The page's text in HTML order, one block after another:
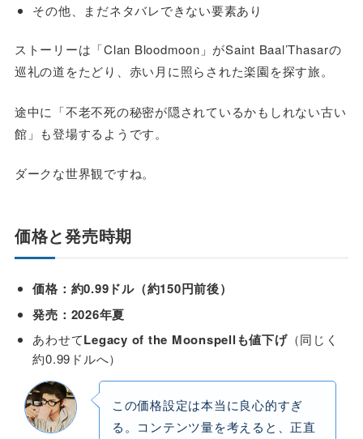
その他、まだネタバレできない要素あり
ストーリーは「Clan Bloodmoon」がSaint Baal’Thasarの
巡礼の道をたどり、赤い月に照らされた楽園を探す旅。
途中に「不老不死の秘密が隠されているかもしれない古い
館」も登場するようです。
ダークな世界観ですね。
価格と発売時期
価格：約0.99ドル（約150円前後）
発売：2026年夏
あわせてLegacy of the Moonspellも値下げ（同じく
約0.99ドルへ）
この価格設定は本当に良心的すぎ
る。コンテンツ量を考えると、正直